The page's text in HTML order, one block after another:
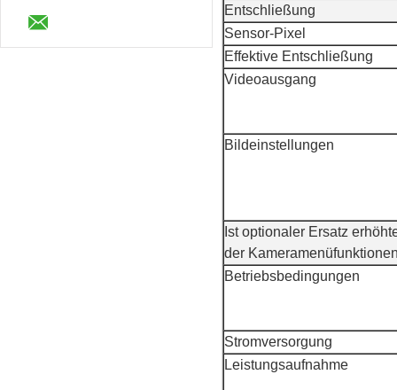
Entschließung
Sensor-Pixel
Effektive Entschließung
Videoausgang
Bildeinstellungen
Ist optionaler Ersatz
der
Betriebsbedingungen
Stromversorgung
Leistungsaufnahme